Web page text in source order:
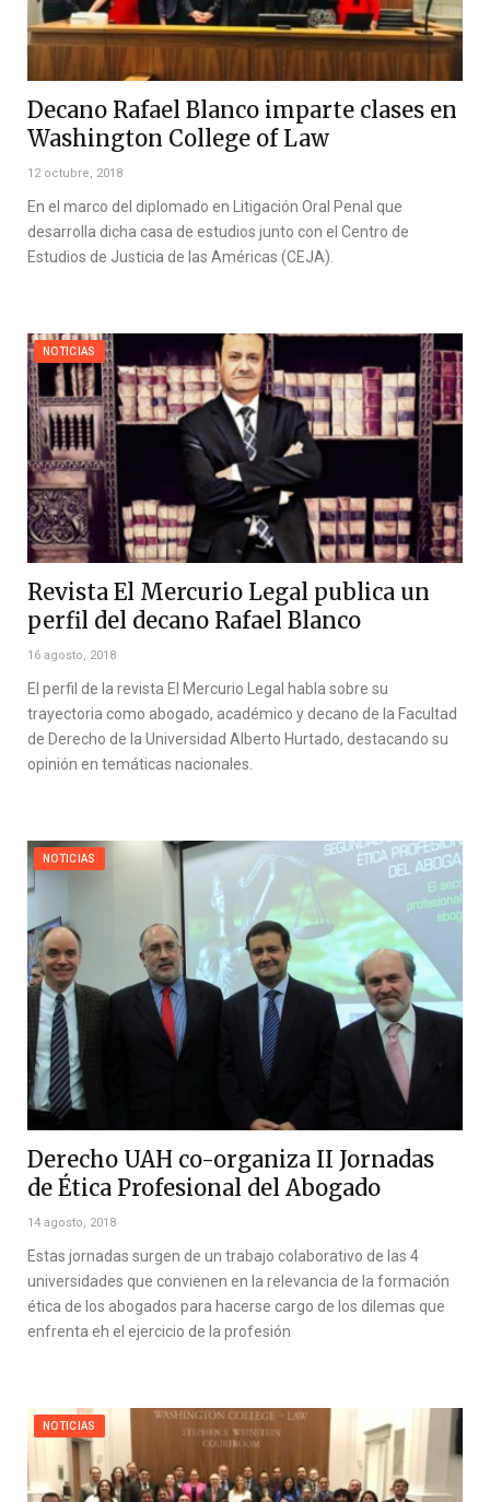
Decano Rafael Blanco imparte clases en
Washington College of Law
12 octubre, 2018
En el marco del diplomado en Litigación Oral Penal que
desarrolla dicha casa de estudios junto con el Centro de
Estudios de Justicia de las Américas (CEJA).
NOTICIAS
Revista El Mercurio Legal publica un
perfil del decano Rafael Blanco
16 agosto, 2018
El perfil de la revista El Mercurio Legal habla sobre su
trayectoria como abogado, académico y decano de la Facultad
de Derecho de la Universidad Alberto Hurtado, destacando su
opinión en temáticas nacionales.
NOTICIAS
Derecho UAH co-organiza II Jornadas
de Ética Profesional del Abogado
14 agosto, 2018
Estas jornadas surgen de un trabajo colaborativo de las 4
universidades que convienen en la relevancia de la formación
ética de los abogados para hacerse cargo de los dilemas que
enfrenta eh el ejercicio de la profesión
NOTICIAS